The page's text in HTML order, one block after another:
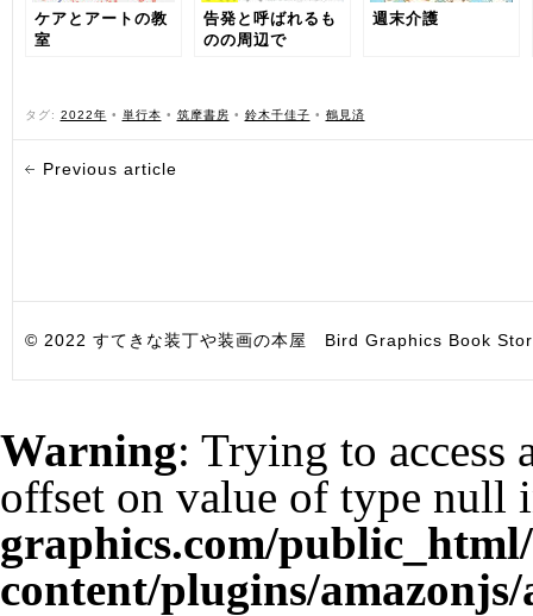
ケアとアートの教
室
告発と呼ばれるも
のの周辺で
週末介護
タグ: 2022年 • 単行本 • 筑摩書房 • 鈴木千佳子 • 鶴見済
Previous article
© 2022 すてきな装丁や装画の本屋 Bird Graphics Book
Warning: Trying to access
offset on value of type null
graphics.com/
content/plugins/